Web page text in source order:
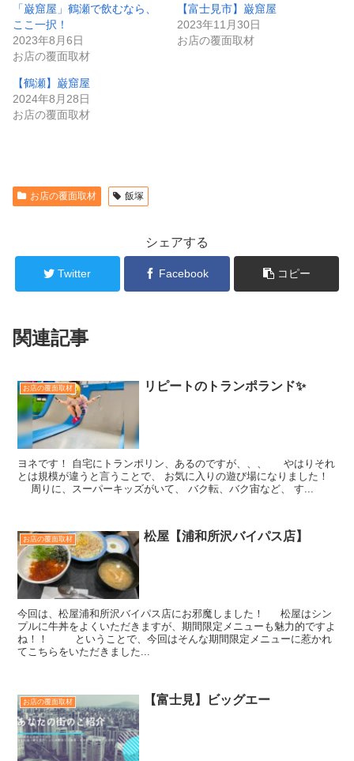
「巌窟屋」鶴瀬で飲むなら、
ここ一択！
2023年8月6日
お店の覆面取材
【富士見市】巌窟屋
2023年11月30日
お店の覆面取材
【鶴瀬】巌窟屋
2024年8月28日
お店の覆面取材
お店の覆面取材 飯塚
シェアする
Twitter Facebook コピー
関連記事
お店の覆面取材 リピートのトランポランド✨
ヨネです！ 自宅にトランポリン、あるのですが、、、 やはりそれ
とは規模が違うと言うことで、 お気に入りの遊び場になりました！
周りに、スーパーキッズがいて、 バク転、バク宙など、 す...
お店の覆面取材 松屋【浦和所沢バイパス店】
今回は、松屋浦和所沢バイパス店にお邪魔しました！ 松屋はシン
プルに牛丼をよくいただきますが、期間限定メニューも魅力的ですよ
ね！！ ということで、今回はそんな期間限定メニューに惹かれ
てこちらをいただきました...
お店の覆面取材 【富士見】ビッグエー